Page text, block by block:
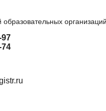
образовательных
97
74